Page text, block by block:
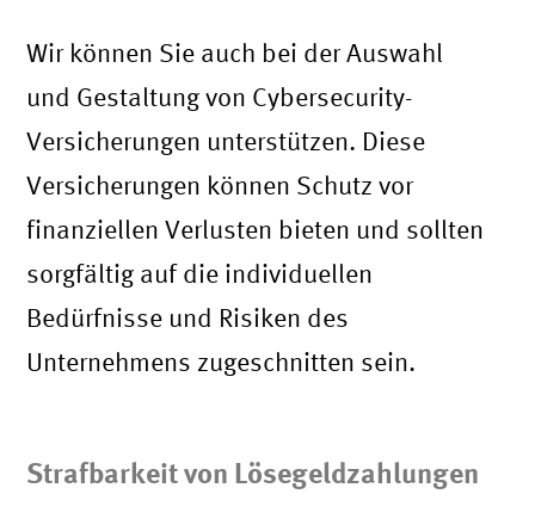
Wir können Sie auch bei der Auswahl
und Gestaltung von Cybersecurity-
Versicherungen unterstützen. Diese
Versicherungen können Schutz vor
finanziellen Verlusten bieten und sollten
sorgfältig auf die individuellen
Bedürfnisse und Risiken des
Unternehmens zugeschnitten sein.
Strafbarkeit von Lösegeldzahlungen